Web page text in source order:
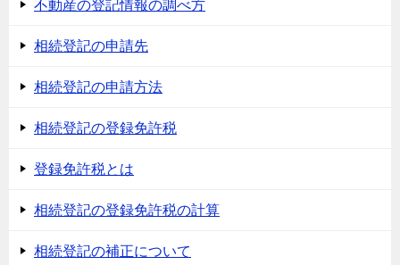
不動産の登記情報の調べ方
相続登記の申請先
相続登記の申請方法
相続登記の登録免許税
登録免許税とは
相続登記の登録免許税の計算
相続登記の補正について